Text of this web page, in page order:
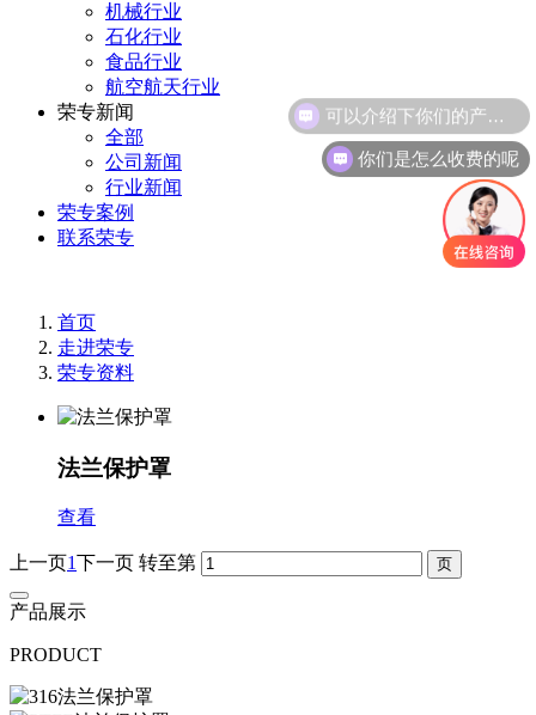
机械行业
石化行业
食品行业
航空航天行业
荣专新闻
全部
公司新闻
行业新闻
荣专案例
联系荣专
首页
走进荣专
荣专资料
法兰保护罩
查看
上一页1下一页 转至第
产品展示
PRODUCT
可以介绍下你们的产品么
你们是怎么收费的呢